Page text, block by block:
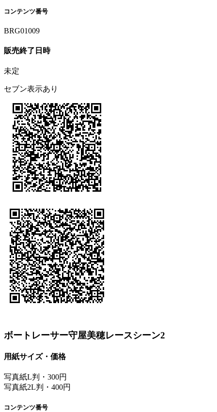
コンテンツ番号
BRG01009
販売終了日時
未定
セブン表示あり
ボートレーサー守屋美穂レースシーン2
用紙サイズ・価格
写真紙L判・300円
写真紙2L判・400円
コンテンツ番号